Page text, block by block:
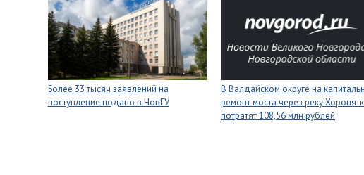
Более 33 тысяч заявлений на
поступление подано в НовГУ
В Валдайском округе на
ремонт моста через реку
потратят 108,56 млн рублей